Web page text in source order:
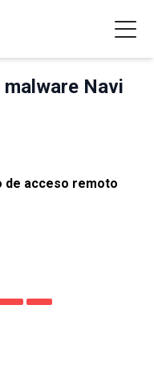
Navi
de acceso remoto